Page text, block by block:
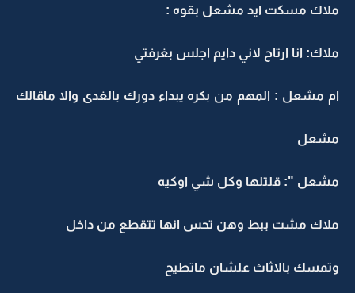
ملاك مسكت ايد مشعل بقوه :
ملاك: انا ارتاح لاني دايم اجلس بغرفتي
ام مشعل : المهم من بكره يبداء دورك بالغدى والا ماقالك
مشعل
مشعل ": قلتلها وكل شي اوكيه
ملاك مشت ببط وهن تحس انها تتقطع من داخل
وتمسك بالاثاث علشان ماتطيح